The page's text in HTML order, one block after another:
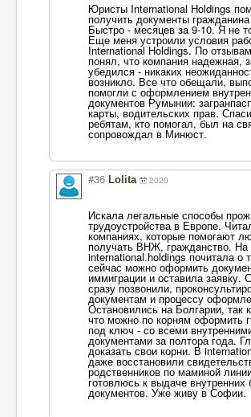
Юристы International Holdings
получить документы
Быстро - месяцев за 9-10. Я не
Еще меня устроили условия
International Holdings. По
понял, что компания надежная,
убедился - никаких
возникло. Все что обещали,
помогли с оформлением
документов Румынии:
карты, водительских прав.
ребятам, кто помогал, был на
сопровождал в Минюст.
#36 Lolita 2020
Искала легальные способы
трудоустройства в Европе.
компаниях, которые помогают
получать ВНЖ, гражданство. На
international.holdings почитала о
сейчас можно оформить
иммиграции и оставила заявку.
сразу позвонили,
документам и процессу
Остановились на Болгарии, так
что можно по корням оформить
под ключ - со всеми
документами за полтора года.
доказать свои корни. В
даже восстановили
родственников по маминой
готовлюсь к выдаче внутренних
документов. Уже живу в Софии.